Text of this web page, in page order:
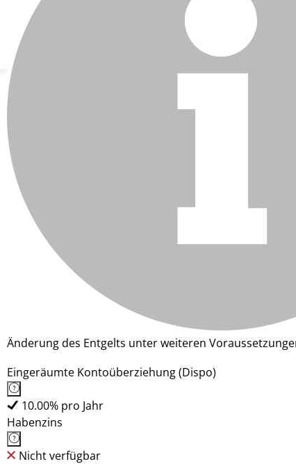
Änderung des Entgelts unter weiteren
Eingeräumte Kontoüberziehung (Dispo)
10.00% pro Jahr
Habenzins
Nicht verfügbar